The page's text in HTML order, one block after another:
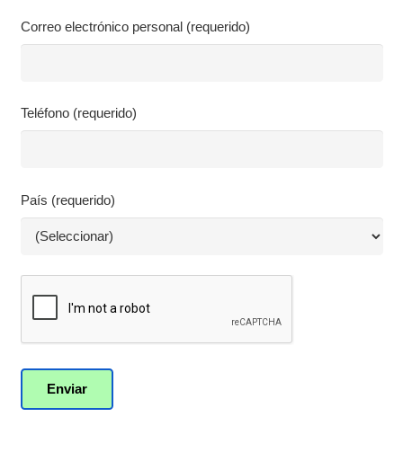
Correo electrónico personal (requerido)
Teléfono (requerido)
País (requerido)